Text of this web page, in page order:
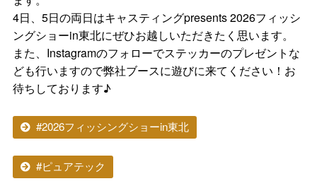
4日、5日の両日はキャスティングpresents 2026フィッシ
ングショーin東北にぜひお越しいただきたく思います。
また、Instagramのフォローでステッカーのプレゼントな
ども行いますので弊社ブースに遊びに来てください！お
待ちしております♪
#2026フィッシングショーin東北
#ピュアテック